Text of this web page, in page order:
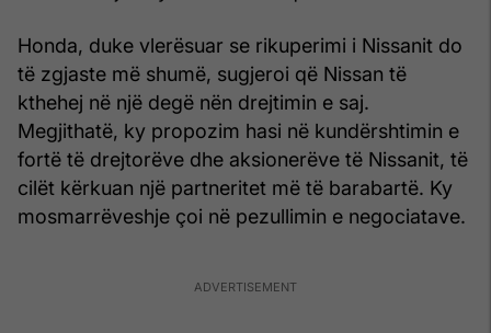
Honda, duke vlerësuar se rikuperimi i Nissanit do
të zgjaste më shumë, sugjeroi që Nissan të
kthehej në një degë nën drejtimin e saj.
Megjithatë, ky propozim hasi në kundërshtimin e
fortë të drejtorëve dhe aksionerëve të Nissanit, të
cilët kërkuan një partneritet më të barabartë. Ky
mosmarrëveshje çoi në pezullimin e negociatave.